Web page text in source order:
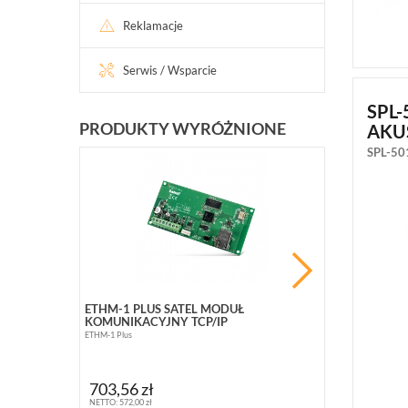
Reklamacje
Serwis / Wsparcie
PRODUKTY WYRÓŻNIONE
ETHM-1 PLUS SATEL MODUŁ
KOMUNIKACYJNY TCP/IP
ETHM-1 Plus
703,56 zł
NETTO: 572,00 zł
BCS-B-
10
SPL-